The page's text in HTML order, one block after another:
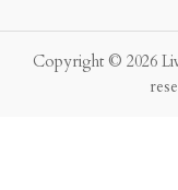
Copyright © 2026